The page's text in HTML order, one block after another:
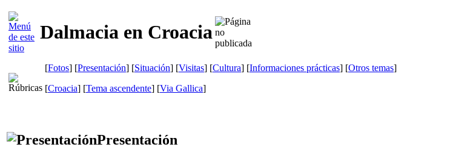
Dalmacia en Croacia
[Fotos] [Presentación] [Situación] [Visitas] [Cultura] [Informaciones prácticas] [Otros temas]
[Croacia] [Tema ascendente] [Via Gallica]
Presentación